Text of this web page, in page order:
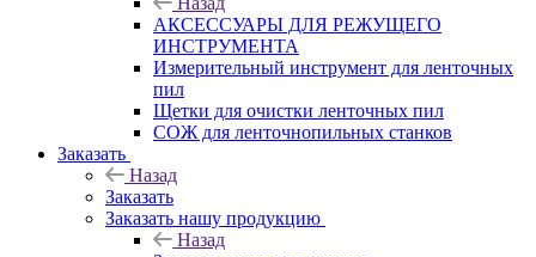
АКСЕССУАРЫ ДЛЯ РЕЖУЩЕГО
ИНСТРУМЕНТА
Измерительный инструмент для ленточных
пил
Щетки для очистки ленточных пил
СОЖ для ленточнопильных станков
Заказать
Назад
Заказать
Заказать нашу продукцию
Назад